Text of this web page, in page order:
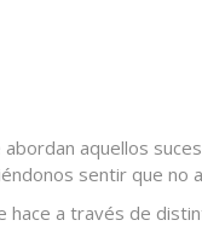
aquellos
sentir que no
a través de